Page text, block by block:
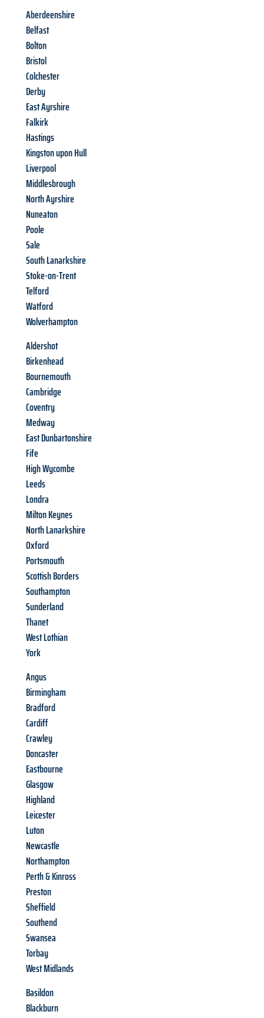
Aberdeenshire
Belfast
Bolton
Bristol
Colchester
Derby
East Ayrshire
Falkirk
Hastings
Kingston upon Hull
Liverpool
Middlesbrough
North Ayrshire
Nuneaton
Poole
Sale
South Lanarkshire
Stoke-on-Trent
Telford
Watford
Wolverhampton
Aldershot
Birkenhead
Bournemouth
Cambridge
Coventry
Medway
East Dunbartonshire
Fife
High Wycombe
Leeds
Londra
Milton Keynes
North Lanarkshire
Oxford
Portsmouth
Scottish Borders
Southampton
Sunderland
Thanet
West Lothian
York
Angus
Birmingham
Bradford
Cardiff
Crawley
Doncaster
Eastbourne
Glasgow
Highland
Leicester
Luton
Newcastle
Northampton
Perth & Kinross
Preston
Sheffield
Southend
Swansea
Torbay
West Midlands
Basildon
Blackburn